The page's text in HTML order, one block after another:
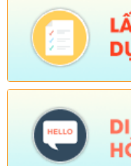
Ngày ban hành: (26/08/2025)